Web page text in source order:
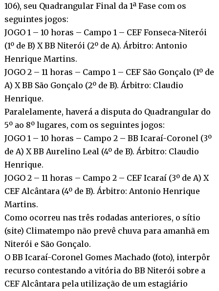
106), seu Quadrangular Final da 1ª Fase com os
seguintes jogos:
JOGO 1 – 10 horas – Campo 1 – CEF Fonseca-Niterói
(1º de B) X BB Niterói (2º de A). Árbitro: Antonio
Henrique Martins.
JOGO 2 – 11 horas – Campo 1 – CEF São Gonçalo (1º de
A) X BB São Gonçalo (2º de B). Árbitro: Claudio
Henrique.
Paralelamente, haverá a disputa do Quadrangular do
5º ao 8º lugares, com os seguintes jogos:
JOGO 1 – 10 horas – Campo 2 – BB Icaraí-Coronel (3º
de A) X BB Aurelino Leal (4º de B). Árbitro: Claudio
Henrique.
JOGO 2 – 11 horas – Campo 2 – CEF Icaraí (3º de A) X
CEF Alcântara (4º de B). Árbitro: Antonio Henrique
Martins.
Como ocorreu nas três rodadas anteriores, o sítio
(site) Climatempo não prevê chuva para amanhã em
Niterói e São Gonçalo.
O BB Icaraí-Coronel Gomes Machado (foto), interpôr
recurso contestando a vitória do BB Niterói sobre a
CEF Alcântara pela utilização de um estagiário